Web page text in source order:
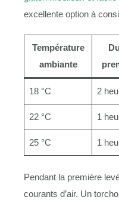
excellente option à
Température
ambiante
18 °C 2
22 °C 1
25 °C 1
Pendant la première
courants d’air. Un